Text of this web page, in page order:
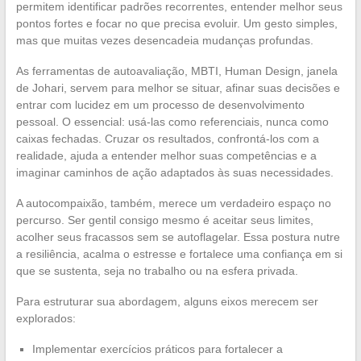
permitem identificar padrões recorrentes, entender melhor seus
pontos fortes e focar no que precisa evoluir. Um gesto simples,
mas que muitas vezes desencadeia mudanças profundas.
As ferramentas de autoavaliação, MBTI, Human Design, janela
de Johari, servem para melhor se situar, afinar suas decisões e
entrar com lucidez em um processo de desenvolvimento
pessoal. O essencial: usá-las como referenciais, nunca como
caixas fechadas. Cruzar os resultados, confrontá-los com a
realidade, ajuda a entender melhor suas competências e a
imaginar caminhos de ação adaptados às suas necessidades.
A autocompaixão, também, merece um verdadeiro espaço no
percurso. Ser gentil consigo mesmo é aceitar seus limites,
acolher seus fracassos sem se autoflagelar. Essa postura nutre
a resiliência, acalma o estresse e fortalece uma confiança em si
que se sustenta, seja no trabalho ou na esfera privada.
Para estruturar sua abordagem, alguns eixos merecem ser
explorados:
Implementar exercícios práticos para fortalecer a